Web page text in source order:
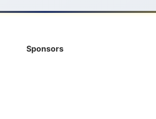
Sponsors